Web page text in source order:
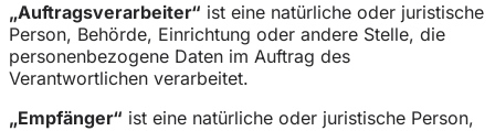
„Auftragsverarbeiter“ ist eine natürliche oder juristische
Person, Behörde, Einrichtung oder andere Stelle, die
personenbezogene Daten im Auftrag des
Verantwortlichen verarbeitet.
„Empfänger“ ist eine natürliche oder juristische Person,